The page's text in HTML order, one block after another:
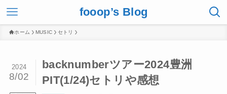
fooop’s Blog
ホーム MUSIC セトリ
backnumberツアー2024豊洲
PIT(1/24)セトリや感想
2024
8/02